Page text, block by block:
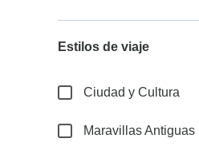
Estilos de viaje
Ciudad y Cultura
Maravillas Antiguas